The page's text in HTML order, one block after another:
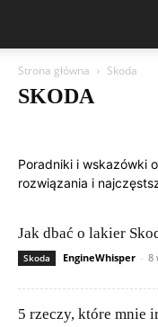
Strona główna Skoda
SKODA
Ford
Geely Honda
Lexus
Maserati
Poradniki i wskazówki
rozwiązania i
Jak dbać o lakier
Skoda EngineWhisper - 8
5 rzeczy, które mnie